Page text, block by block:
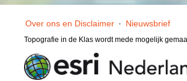
Over ons en Disclaimer · Nieuwsbrief
Topografie in de Klas wordt mede mogelijk